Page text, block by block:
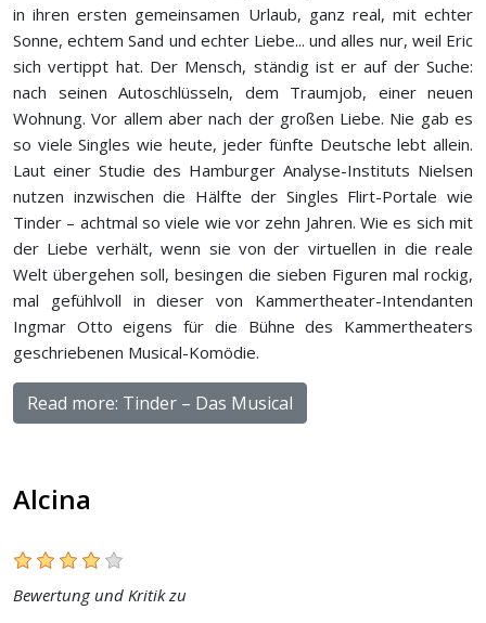
in ihren ersten gemeinsamen Urlaub, ganz real, mit echter
Sonne, echtem Sand und echter Liebe... und alles nur, weil Eric
sich vertippt hat. Der Mensch, ständig ist er auf der Suche:
nach seinen Autoschlüsseln, dem Traumjob, einer neuen
Wohnung. Vor allem aber nach der großen Liebe. Nie gab es
so viele Singles wie heute, jeder fünfte Deutsche lebt allein.
Laut einer Studie des Hamburger Analyse-Instituts Nielsen
nutzen inzwischen die Hälfte der Singles Flirt-Portale wie
Tinder – achtmal so viele wie vor zehn Jahren. Wie es sich mit
der Liebe verhält, wenn sie von der virtuellen in die reale
Welt übergehen soll, besingen die sieben Figuren mal rockig,
mal gefühlvoll in dieser von Kammertheater-Intendanten
Ingmar Otto eigens für die Bühne des Kammertheaters
geschriebenen Musical-Komödie.
Read more: Tinder – Das Musical
Alcina
Bewertung und Kritik zu